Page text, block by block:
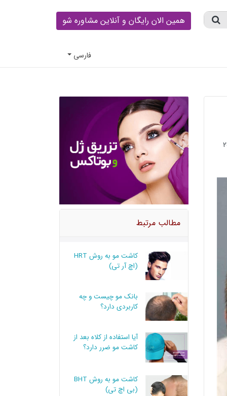
همین الان رایگان و آنلاین مشاوره شو
فارسى
مطالب مرتبط
کاشت مو به روش HRT
(اچ آر تی)
بانک مو چیست و چه
کاربردی دارد؟
آیا استفاده از کلاه بعد از
کاشت مو ضرر دارد؟
کاشت مو به روش BHT
(بی اچ تی)